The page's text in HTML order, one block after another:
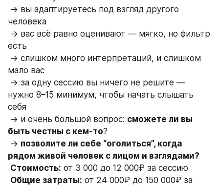
человека
есть
мало вас
нужно 8–15 минимум, чтобы начать слышать
себя
→ и очень большой вопрос: сможете ли вы
быть честны с кем-то?
→ позволите ли себе “оголиться”, когда
рядом живой человек с лицом и взглядами?
Стоимость: от 3 000 до 12 000₽ за сессию
Общие затраты: от 24 000₽ до 150 000₽ за